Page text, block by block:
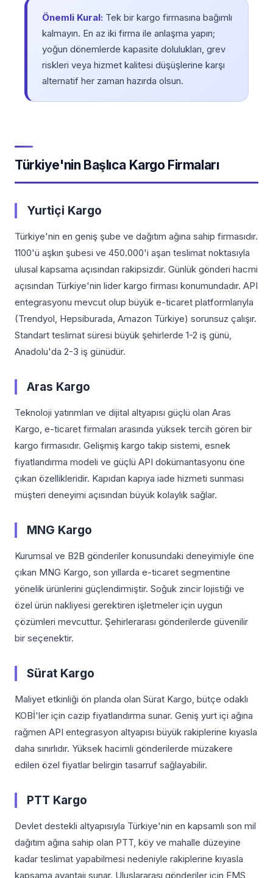
Önemli Kural: Tek bir kargo firmasına bağımlı
kalmayın. En az iki firma ile anlaşma yapın;
yoğun dönemlerde kapasite dolulukları, grev
riskleri veya hizmet kalitesi düşüşlerine karşı
alternatif her zaman hazırda olsun.
Türkiye'nin Başlıca Kargo Firmaları
Yurtiçi Kargo
Türkiye'nin en geniş şube ve dağıtım ağına sahip firmasıdır.
1100'ü aşkın şubesi ve 450.000'i aşan teslimat noktasıyla
ulusal kapsama açısından rakipsizdir. Günlük gönderi hacmi
açısından Türkiye'nin lider kargo firması konumundadır. API
entegrasyonu mevcut olup büyük e-ticaret platformlarıyla
(Trendyol, Hepsiburada, Amazon Türkiye) sorunsuz çalışır.
Standart teslimat süresi büyük şehirlerde 1-2 iş günü,
Anadolu'da 2-3 iş günüdür.
Aras Kargo
Teknoloji yatırımları ve dijital altyapısı güçlü olan Aras
Kargo, e-ticaret firmaları arasında yüksek tercih gören bir
kargo firmasıdır. Gelişmiş kargo takip sistemi, esnek
fiyatlandırma modeli ve güçlü API dokümantasyonu öne
çıkan özellikleridir. Kapıdan kapıya iade hizmeti sunması
müşteri deneyimi açısından büyük kolaylık sağlar.
MNG Kargo
Kurumsal ve B2B gönderiler konusundaki deneyimiyle öne
çıkan MNG Kargo, son yıllarda e-ticaret segmentine
yönelik ürünlerini güçlendirmiştir. Soğuk zincir lojistiği ve
özel ürün nakliyesi gerektiren işletmeler için uygun
çözümleri mevcuttur. Şehirlerarası gönderilerde güvenilir
bir seçenektir.
Sürat Kargo
Maliyet etkinliği ön planda olan Sürat Kargo, bütçe odaklı
KOBİ'ler için cazip fiyatlandırma sunar. Geniş yurt içi ağına
rağmen API entegrasyon altyapısı büyük rakiplerine kıyasla
daha sınırlıdır. Yüksek hacimli gönderilerde müzakere
edilen özel fiyatlar belirgin tasarruf sağlayabilir.
PTT Kargo
Devlet destekli altyapısıyla Türkiye'nin en kapsamlı son mil
dağıtım ağına sahip olan PTT, köy ve mahalle düzeyine
kadar teslimat yapabilmesi nedeniyle rakiplerine kıyasla
kapsama avantajı sunar. Uluslararası gönderiler için EMS